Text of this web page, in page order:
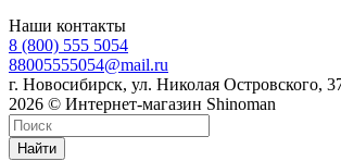
Наши контакты
8 (800) 555 5054
88005555054@mail.ru
г. Новосибирск, ул. Николая Островского,
2026 © Интернет-магазин Shinoman
Найти